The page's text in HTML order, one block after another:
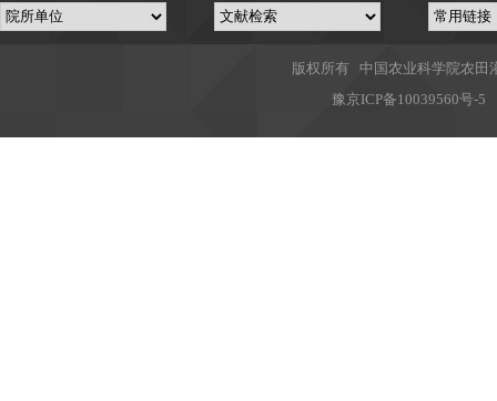
版权所有 中国农业科学院农
豫京ICP备10039560号-5